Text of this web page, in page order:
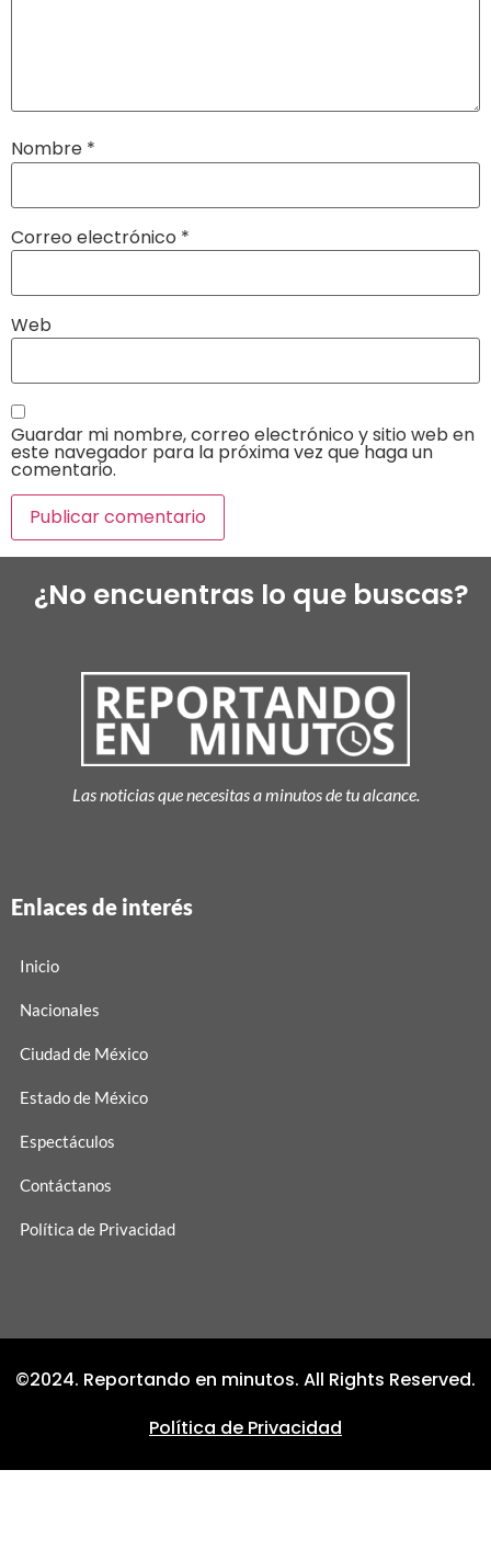
Nombre *
Correo electrónico *
Web
Guardar mi nombre, correo electrónico y sitio web en
este navegador para la próxima vez que haga un
comentario.
¿No encuentras lo que buscas?
Las noticias que necesitas a minutos de tu alcance.
Enlaces de interés
Inicio
Nacionales
Ciudad de México
Estado de México
Espectáculos
Contáctanos
Política de Privacidad
©2024. Reportando en minutos. All Rights Reserved.
Política de Privacidad